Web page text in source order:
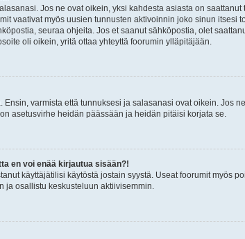
Jos ne ovat oikein, yksi kahdesta asiasta on
vaativat myös uusien tunnusten aktivoinnin joko sinun
seuraa ohjeita. Jos et saanut sähköpostia, olet
oli oikein, yritä ottaa yhteyttä foorumin ylläpitäjään.
Ensin, varmista että tunnuksesi ja salasanasi ovat oikein. Jos
asetusvirhe heidän päässään ja heidän pitäisi korjata se.
en voi enää kirjautua sisään?!
käyttäjätilisi käytöstä jostain syystä. Useat foorumit myös
ja osallistu keskusteluun aktiivisemmin.